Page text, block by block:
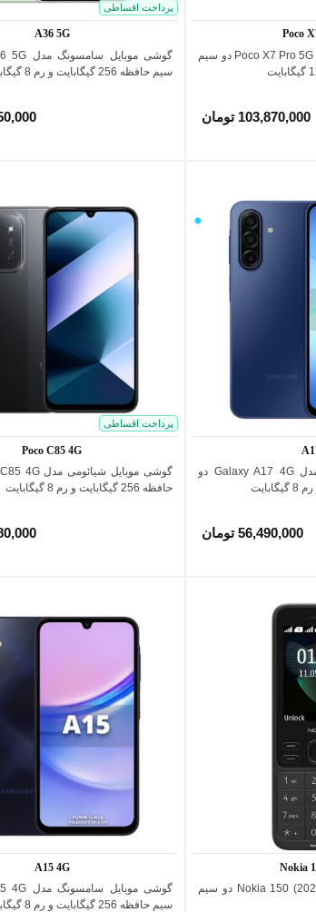
نقره سفید
مقایسه
Poco
گوشی موبایل شیائومی مدل Poco X7 Pro 5G دو سیم
103,870,000 تومان
پرداخت اقساطی
اضافه به مقایسه
A36 5G
سیم حافظه 256 گیگابایت و رم 8 گیگابایت
مقایسه
آبی
روشن
گوشی موبایل سامسونگ مدل Galaxy A17 4G دو
56,490,000 تومان
پرداخت اقساطی
اضافه به مقایسه
Poco C85 4G
حافظه 256 گیگابایت و رم 8 گیگابایت
مقایسه
Nokia
گوشی موبایل نوکیا مدل (2020) Nokia 150 دو سیم
اضافه به مقایسه
A15 4G
سیم حافظه 256 گیگابایت و رم 8 گیگابایت